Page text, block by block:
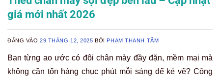
giá mới nhất 2026
ĐĂNG VÀO29 THÁNG 12, 2025 BỞI PHẠM THANH TÂM
Bạn từng ao ước có đôi chân mày đầy đặn, mềm mại mà
không cần tốn hàng chục phút mỗi sáng để kẻ vẽ? Công